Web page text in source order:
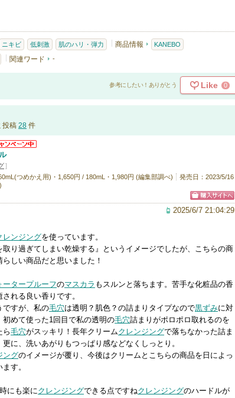
ニキビ 低刺激 肌のハリ・弾力 商品情報 KANEBO
関連ワード -
参考にしたい！ありがとう Like 0
投稿 28 件
]
つめかえ用)・1,650円 / 180mL・1,980円 (編集部調べ)
発売日：2023/5/16
2025/6/7 21:04:29
レンジングを使っています。
取り過ぎてしまい乾燥する』というイメージでしたが、こちらの商
しい商品だと思いました！
ータープルーフのマスカラ もスルンと落ちます。苦手な化粧品の香
れる良い香りです。
ですが、私の毛穴は透明？肌色？の詰まりタイプなので黒ずみに対
めて使った1回目で私の透明の毛穴詰まりがポロポロ取れるのを
ら毛穴がスッキリ！長年クリームクレンジングで落ちなかった詰ま
に、洗いあがりもつっぱり感などなくしっとり。
ングのイメージが覆り、今後はクリームとこちらの商品を日によっ
す。
にも楽にクレンジングできる点ですねクレンジングのハードルが